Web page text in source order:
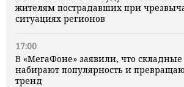
жителям пострадавших при
ситуациях регионов
17:00
В «МегаФоне» заявили, что
набирают популярность и
тренд